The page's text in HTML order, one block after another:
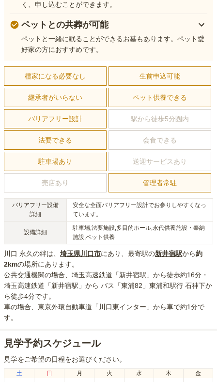
く、申し込むことができます。
ペットとの共葬が可能
ペットと一緒に眠ることができるお墓もあります。ペット愛
好家の方におすすめです。
檀家になる必要なし 生前申込可能
継承者がいらない ペット供養できる
バリアフリー設計 駅から徒歩5分圏内
法要できる 会食できる
駐車場あり 送迎サービスあり
売店あり 管理者常駐
バリアフリー設備
詳細
安全な全面バリアフリー設計でお参りしやすくなっ
ています。
設備詳細
駐車場,法要施設,多目的ホール,永代供養施設・奉納
施設,ペット供養
川口 永久の絆は、 埼玉県川口市にあり 、最寄駅の新井宿駅から約
2kmの場所にあり ます。
公共交通機関の場合、埼玉高速鉄道「新井宿駅」から徒歩約16分・
埼玉高速鉄道「新井宿駅」から バス「東浦82」東浦和駅行 石神下か
ら徒歩4分です。
車の場合、東京外環自動車道「川口東インター」から車で約1分で
す。
見学予約スケジュール
見学をご希望の日程をお選びください。
土 日 月 火 水 木 金